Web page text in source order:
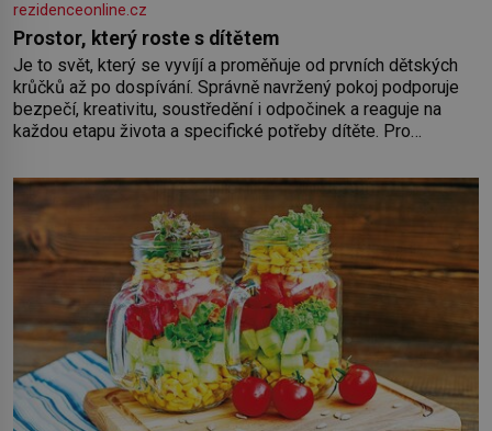
rezidenceonline.cz
Prostor, který roste s dítětem
Je to svět, který se vyvíjí a proměňuje od prvních dětských
krůčků až po dospívání. Správně navržený pokoj podporuje
bezpečí, kreativitu, soustředění i odpočinek a reaguje na
každou etapu života a specifické potřeby dítěte. Pro
by pokoj miminka měl působit především klidně a útulně.